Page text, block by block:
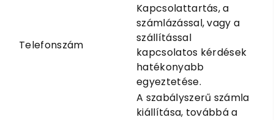
Telefonszám
Kapcsolattartás, a
számlázással, vagy a
szállítással
kapcsolatos kérdések
hatékonyabb
egyeztetése.
A szabályszerű számla
kiállítása, továbbá a